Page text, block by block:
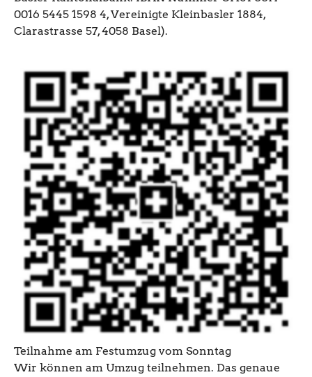
0016 5445 1598 4, Vereinigte Kleinbasler 1884,
Clarastrasse 57, 4058 Basel).
Teilnahme am Festumzug vom Sonntag
Wir können am Umzug teilnehmen. Das genaue